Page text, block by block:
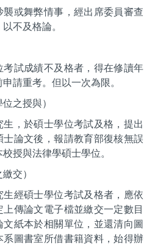
襲或舞弊情事，經出席委員審查
不及格論。
考試成績不及格者，得在修讀年
申請重考。但以一次為限。
位之授與）
生，於碩士學位考試及格，提出
士論文後，報請教育部復核無誤
授與法律學碩士學位。
繳交）
生經碩士學位考試及格者，應依
上傳論文電子檔並繳交一定數目
文紙本於相關單位，並還清向圖
系圖書室所借書籍資料，始得辦